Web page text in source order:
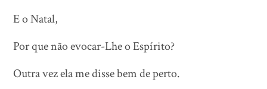
E o Natal,
Por que não evocar-Lhe o Espírito?
Outra vez ela me disse bem de perto.